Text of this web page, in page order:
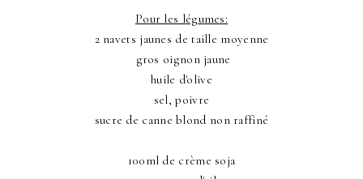
Pour les légumes:
2 navets jaunes de taille moyenne
gros oignon jaune
huile d'olive
sel, poivre
sucre de canne blond non raffiné
100ml de crème soja